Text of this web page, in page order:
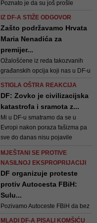
Poznato je da su još prošle
godine, u jeku najveće
Hrvatske s ciljem nametanja
fašističkog izbornog modela u
Bosni i Hercegovini, sve
probosanske stranke postigle
dogovor i potpisale sporazum o
zajedničkoj poziciji svih probos...
IZ DF-A STIŽE ODGOVOR
Zašto podržavamo Hrvata
Maria Nenadića za
premijer...
Ožalošćene iz reda takozvanih
građanskih opcija koji nas u DF-u
proglašavaju nacionalističkom
saradnje sa političkim opcijama
(PDP i SDS) koje se nimalo ne
ustručavaju u veličanju Draže
Mihailovića. Takvi za nas u DF-u
nikada ...
STIGLA OŠTRA REAKCIJA
DF: Zovko je civilizacijska
katastrofa i sramota z...
Mi u DF-u smatramo da se u
Evropi nakon poraza fašizma pa
sve do danas nisu pojavile
sramnije figure od onih poput
MJEŠTANI SE PROTIVE
NASILNOJ EKSPROPRIJACIJI
DF organizuje proteste
protiv Autocesta FBiH:
Sulu...
Pozivamo Autoceste FBiH da bez
odlaganja organizuju javnu
MLADI DF-A PISALI KOMŠIĆU